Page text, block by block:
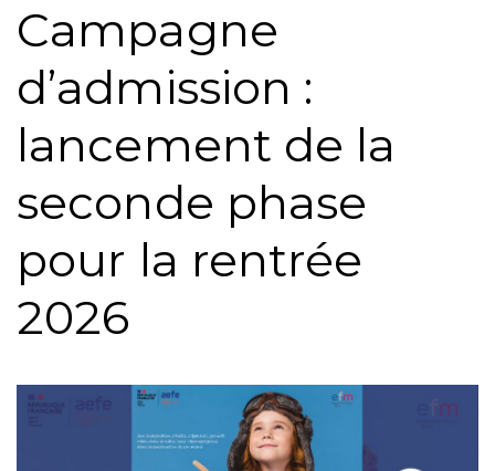
Campagne
d’admission :
lancement de la
seconde phase
pour la rentrée
2026